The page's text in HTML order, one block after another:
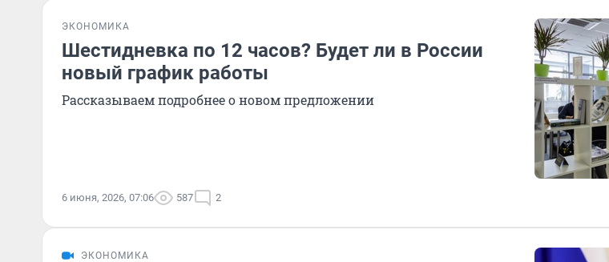
ЭКОНОМИКА
Шестидневка по 12 часов? Будет ли в России
новый график работы
Рассказываем подробнее о новом предложении
6 июня, 2026, 07:06 587 2
ЭКОНОМИКА